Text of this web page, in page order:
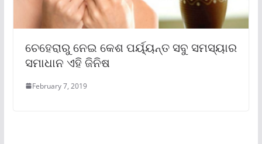
ଚେହେରାରୁ ନେଇ କେଶ ପର୍ୟ୍ୟନ୍ତ ସବୁ ସମସ୍ୟାର
ସମାଧାନ ଏହି ଜିନିଷ
February 7, 2019